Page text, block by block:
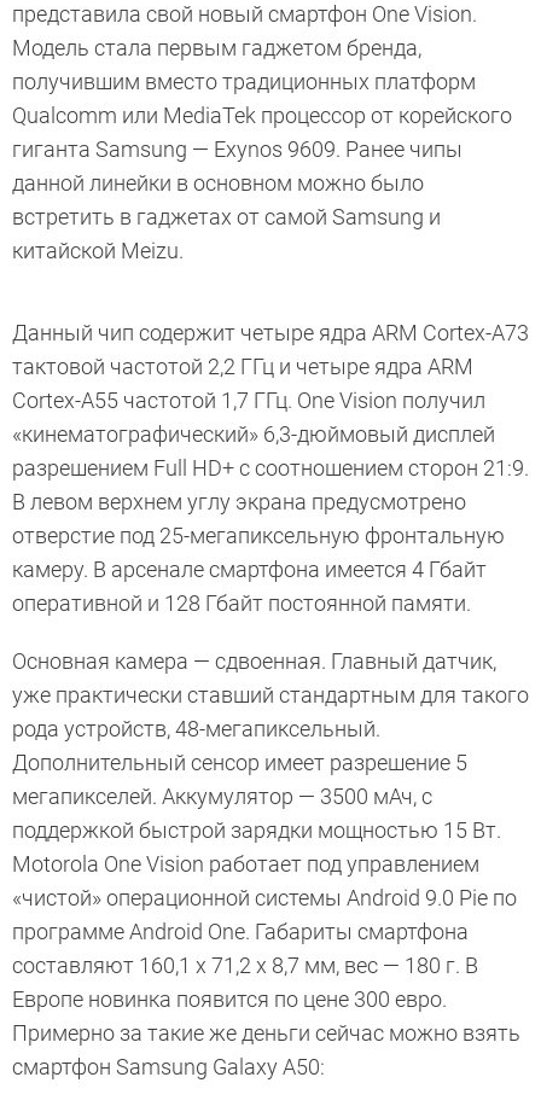
представила свой новый смартфон One Vision.
Модель стала первым гаджетом бренда,
получившим вместо традиционных платформ
Qualcomm или MediaTek процессор от корейского
гиганта Samsung — Exynos 9609. Ранее чипы
данной линейки в основном можно было
встретить в гаджетах от самой Samsung и
китайской Meizu.
Данный чип содержит четыре ядра ARM Cortex-A73
тактовой частотой 2,2 ГГц и четыре ядра ARM
Cortex-A55 частотой 1,7 ГГц. One Vision получил
«кинематографический» 6,3-дюймовый дисплей
разрешением Full HD+ с соотношением сторон 21:9.
В левом верхнем углу экрана предусмотрено
отверстие под 25-мегапиксельную фронтальную
камеру. В арсенале смартфона имеется 4 Гбайт
оперативной и 128 Гбайт постоянной памяти.
Основная камера — сдвоенная. Главный датчик,
уже практически ставший стандартным для такого
рода устройств, 48-мегапиксельный.
Дополнительный сенсор имеет разрешение 5
мегапикселей. Аккумулятор — 3500 мАч, с
поддержкой быстрой зарядки мощностью 15 Вт.
Motorola One Vision работает под управлением
«чистой» операционной системы Android 9.0 Pie по
программе Android One. Габариты смартфона
составляют 160,1 x 71,2 x 8,7 мм, вес — 180 г. В
Европе новинка появится по цене 300 евро.
Примерно за такие же деньги сейчас можно взять
смартфон Samsung Galaxy A50: